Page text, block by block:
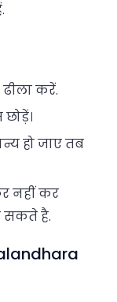
करें.
हो जाए तब
नहीं कर
सकते है.